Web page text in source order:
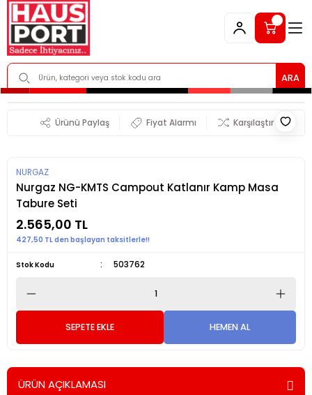
ARA
Ürünü Paylaş Fiyat Alarmı Karşılaştır
NURGAZ
Nurgaz NG-KMTS Campout Katlanır Kamp Masa
Tabure Seti
2.565,00 TL
427,50 TL den başlayan taksitlerle!!
Stok Kodu 503762
SEPETE EKLE HEMEN AL
ÜRÜN AÇIKLAMASI